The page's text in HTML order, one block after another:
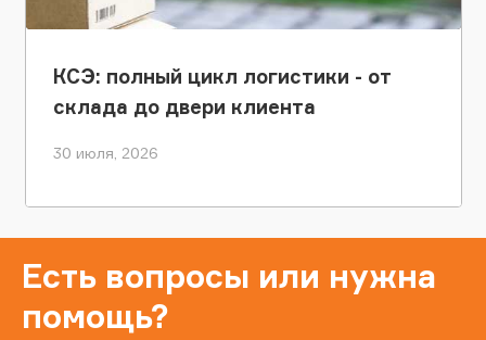
КСЭ: полный цикл логистики - от
склада до двери клиента
30 июля, 2026
Есть вопросы или нужна
помощь?